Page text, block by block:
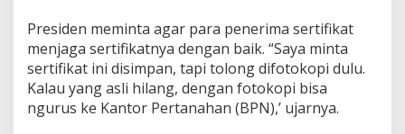
Presiden meminta agar para penerima sertifikat
menjaga sertifikatnya dengan baik. “Saya minta
sertifikat ini disimpan, tapi tolong difotokopi dulu.
Kalau yang asli hilang, dengan fotokopi bisa
ngurus ke Kantor Pertanahan (BPN),’ ujarnya.